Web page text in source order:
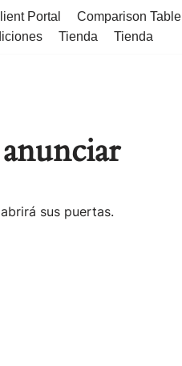
Portal Comparison Table
Tienda Tienda
sus puertas.